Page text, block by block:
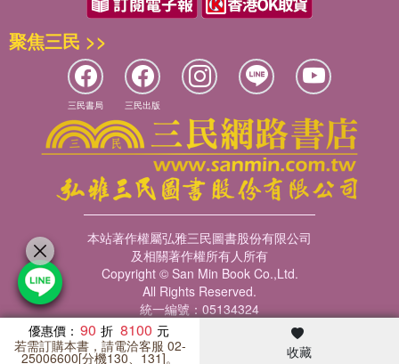
優惠價： 90 8100
若需訂購本書，請電洽客服 02-
25006600[分機130、131]。 收藏
暢銷榜 客服中心 瀏覽紀錄
聚焦三民 >>
三民書局 三民出版
本站著作權屬弘雅三民圖書股份有限公司
及相關著作權所有人所有
Copyright © San Min Book Co.,Ltd.
All Rights Reserved.
統一編號：05134324